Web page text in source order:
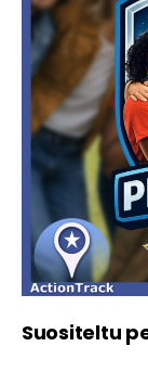
Suositeltu